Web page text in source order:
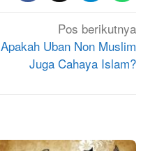
Pos berikutnya
Apakah Uban Non Muslim
Juga Cahaya Islam?